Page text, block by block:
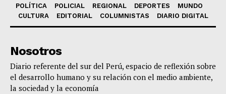
POLÍTICA POLICIAL REGIONAL DEPORTES
MUNDO
CULTURA
EDITORIAL COLUMNISTAS DIARIO DIGITAL
Nosotros
Diario referente del sur del Perú, espacio de reflexión sobre
el desarrollo humano y su relación con el medio ambiente,
la sociedad y la economía